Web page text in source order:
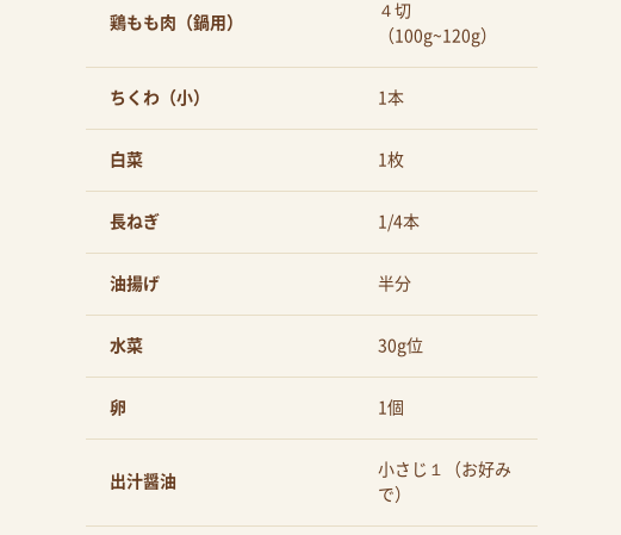
鶏もも肉（鍋用）
４切
（100g~120g）
ちくわ（小） 1本
白菜 1枚
長ねぎ 1/4本
油揚げ 半分
水菜 30g位
卵 1個
出汁醤油
小さじ１（お好み
で）